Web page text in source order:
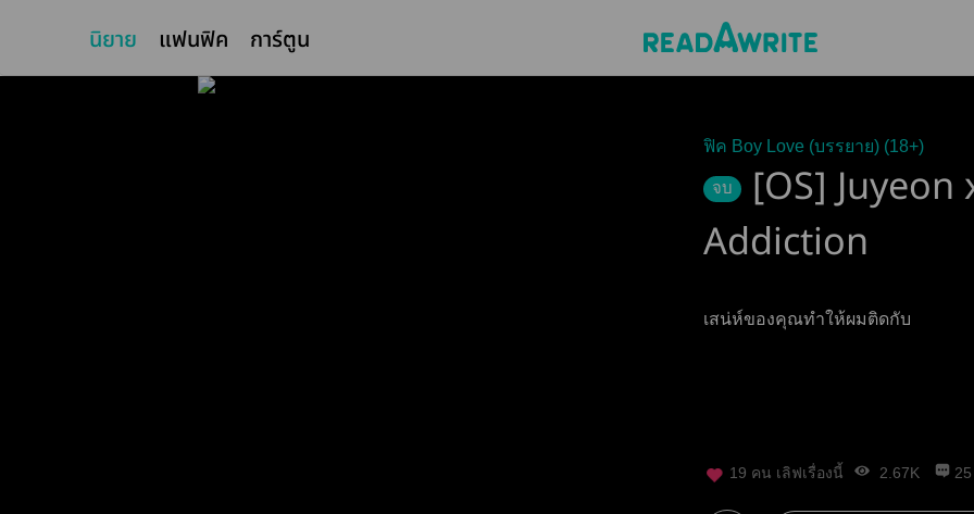
นิยาย แฟนฟิค การ์ตูน
ฟิค Boy Love (บรรยาย) (18+)
จบ
[OS] Juyeon
Addiction
เสน่ห์ของคุณทำให้ผมติดกับ
19 คน เลิฟเรื่องนี้ 2.67K 25